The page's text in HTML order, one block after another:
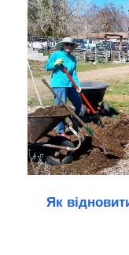
Як